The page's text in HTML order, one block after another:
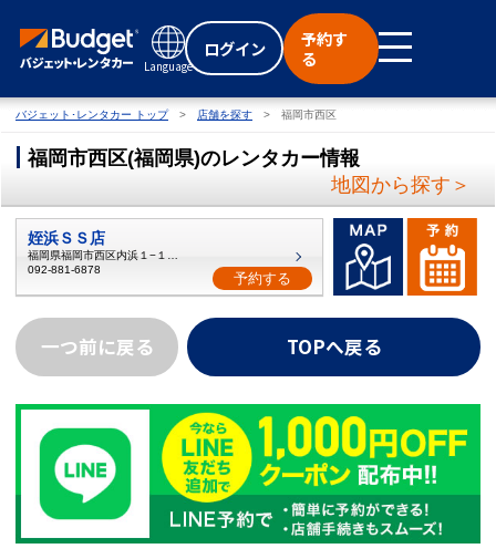
Language
ログイン
予約す
る
バジェット･レンタカー トップ 店舗を探す 福岡市西区
福岡市西区(福岡県)のレンタカー情報
地図から探す＞
姪浜ＳＳ店
092-881-6878
予約する
一つ前に戻る TOPへ戻る